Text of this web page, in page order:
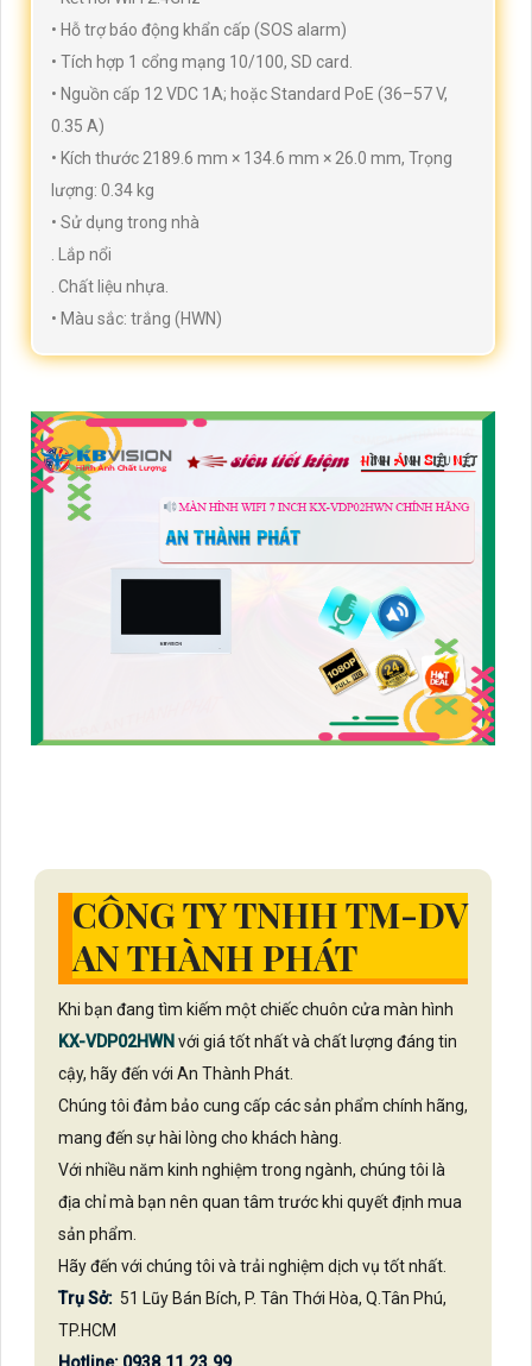
• Hỗ trợ báo động khẩn cấp (SOS alarm)
• Tích hợp 1 cổng mạng 10/100, SD card.
• Nguồn cấp 12 VDC 1A; hoặc Standard PoE (36–57 V,
0.35 A)
• Kích thước 2189.6 mm × 134.6 mm × 26.0 mm, Trọng
lượng: 0.34 kg
• Sử dụng trong nhà
. Lắp nổi
. Chất liệu nhựa.
• Màu sắc: trắng (HWN)
CÔNG TY TNHH TM-DV
AN THÀNH PHÁT
Khi bạn đang tìm kiếm một chiếc chuôn cửa màn hình
KX-VDP02HWN với giá tốt nhất và chất lượng đáng tin
cậy, hãy đến với An Thành Phát.
Chúng tôi đảm bảo cung cấp các sản phẩm chính hãng,
mang đến sự hài lòng cho khách hàng.
Với nhiều năm kinh nghiệm trong ngành, chúng tôi là
địa chỉ mà bạn nên quan tâm trước khi quyết định mua
sản phẩm.
Hãy đến với chúng tôi và trải nghiệm dịch vụ tốt nhất.
Trụ Sở: 51 Lũy Bán Bích, P. Tân Thới Hòa, Q.Tân Phú,
TP.HCM